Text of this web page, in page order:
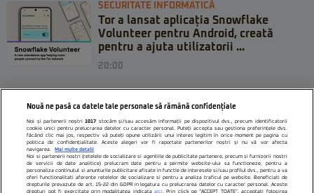
SECURITATE INFORMATICĂ
Tor a lansat aplicația Snowflake
Volunteer pentru Android, creată
pentru a ajuta utilizatorii ...
20:00
Nouă ne pasă ca datele tale personale să rămână confidențiale
Noi și partenerii noștri1017 stocăm și/sau accesăm informații pe dispozitivul dvs., precum identificatorii
cookie unici pentru prelucrarea datelor cu caracter personal. Puteți accepta sau gestiona preferințele dvs.
făcând clic mai jos, respectiv vă puteți opune utilizării unui interes legitim în orice moment pe pagina cu
politica de confidențialitate. Aceste alegeri vor fi raportate partenerilor noștri și nu vă vor afecta
navigarea.
Mai multe detalii
Noi si partenerii nostri (retelele de socializare si agentiile de publicitate partenere, precum si furnizorii nostri
de servicii de date analitice) prelucram date pentru a permite website-ului sa functioneze, pentru a
personaliza continutul si anunturile publicitare afisate in functie de interesele si/sau profilul dvs., pentru a va
oferi functionalitati aferente retelelor de socializare si pentru a analiza traficul pe website. Beneficiati de
drepturile prevazute de art. 15-22 din GDPR in legatura cu prelucrarea datelor cu caracter personal. Aceste
drepturi pot fi exercitate prin modalitatea indicata aici. Prin click pe “ACCEPT TOATE”, acceptati folosirea